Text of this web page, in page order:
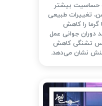
حساسیت بیشتر
تغییرات طبیعی
گرما را کاهش
دوران جوانی عمل
حس تشنگی کاهش
نشان می‌دهد.